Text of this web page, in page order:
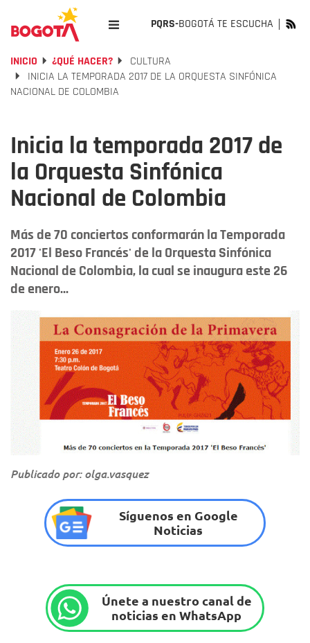
PQRS-BOGOTÁ TE ESCUCHA
INICIO ¿QUÉ HACER?
CULTURA
INICIA LA TEMPORADA 2017 DE LA ORQUESTA SINFÓNICA
NACIONAL DE COLOMBIA
Inicia la temporada 2017 de
la Orquesta Sinfónica
Nacional de Colombia
Más de 70 conciertos conformarán la Temporada
2017 'El Beso Francés' de la Orquesta Sinfónica
Nacional de Colombia, la cual se inaugura este 26
de enero...
Publicado por: olga.vasquez
Síguenos en Google
Noticias
Únete a nuestro canal de
noticias en WhatsApp